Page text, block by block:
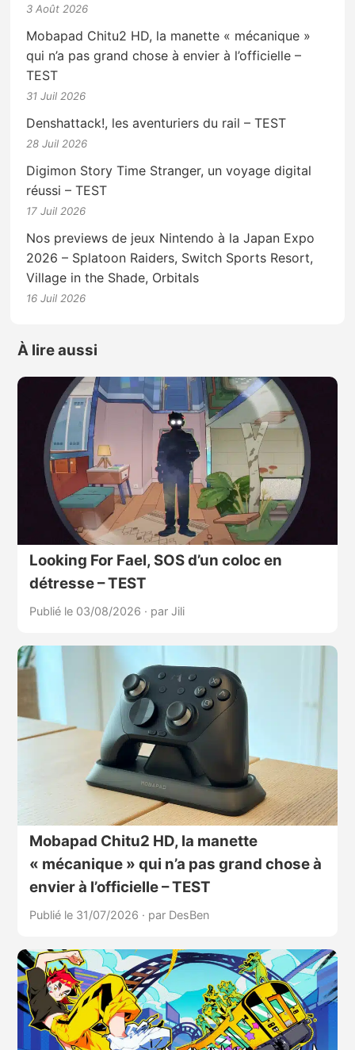
3 Août 2026
Mobapad Chitu2 HD, la manette « mécanique »
qui n’a pas grand chose à envier à l’officielle –
TEST
31 Juil 2026
Denshattack!, les aventuriers du rail – TEST
28 Juil 2026
Digimon Story Time Stranger, un voyage digital
réussi – TEST
17 Juil 2026
Nos previews de jeux Nintendo à la Japan Expo
2026 – Splatoon Raiders, Switch Sports Resort,
Village in the Shade, Orbitals
16 Juil 2026
À lire aussi
Looking For Fael, SOS d’un coloc en
détresse – TEST
Publié le 03/08/2026 · par Jili
Mobapad Chitu2 HD, la manette
« mécanique » qui n’a pas grand chose à
envier à l’officielle – TEST
Publié le 31/07/2026 · par DesBen